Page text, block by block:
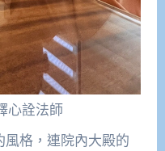
心詮法師
格，連院內大殿的